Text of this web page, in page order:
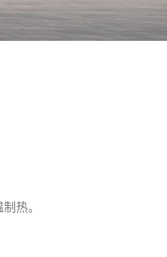
热。